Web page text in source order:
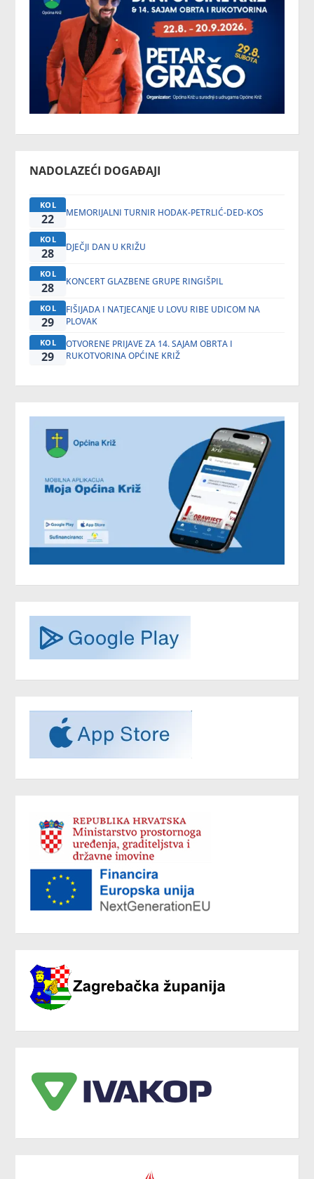
NADOLAZEĆI DOGAĐAJI
KOL
22 MEMORIJALNI TURNIR HODAK-PETRLIĆ-DED-KOS
KOL
28 DJEČJI DAN U KRIŽU
KOL
28 KONCERT GLAZBENE GRUPE RINGIŠPIL
KOL
29
FIŠIJADA I NATJECANJE U LOVU RIBE UDICOM NA
PLOVAK
KOL
29
OTVORENE PRIJAVE ZA 14. SAJAM OBRTA I
RUKOTVORINA OPĆINE KRIŽ